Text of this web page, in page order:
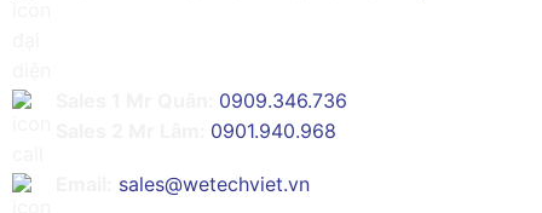
0909.346.736
0901.940.968
sales@wetechviet.vn